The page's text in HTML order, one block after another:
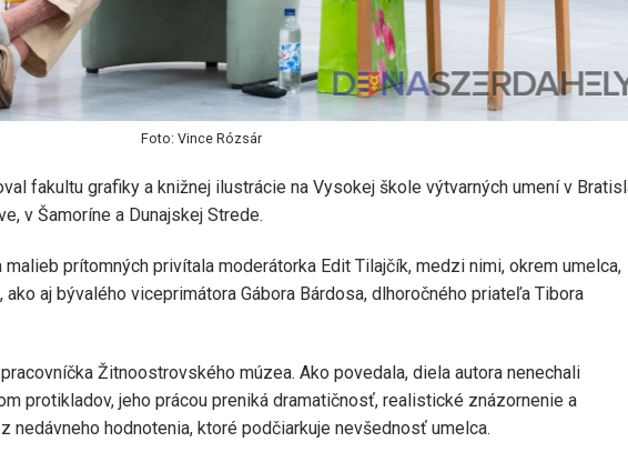
Foto: Vince Rózsár
fakultu grafiky a knižnej ilustrácie na Vysokej škole výtvarných umení v
v Šamoríne a Dunajskej Strede.
prítomných privítala moderátorka Edit Tilajčík, medzi nimi, okrem umelca,
aj bývalého viceprimátora Gábora Bárdosa, dlhoročného priateľa Tibora
Žitnoostrovského múzea. Ako povedala, diela autora nenechali
protikladov, jeho prácou preniká dramatičnosť, realistické znázornenie a
nedávneho hodnotenia, ktoré podčiarkuje nevšednosť umelca.